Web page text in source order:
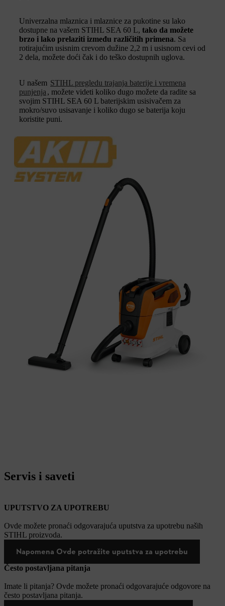
Univerzalna mlaznica i mlaznice za pukotine su lako
dostupne na vašem STIHL SEA 60 L, tako da možete
brzo i lako prelaziti između različitih primena. Sa
rotirajućim usisnim crevom dužine 2,2 m i usisnom cevi od
2 dela, možete doći čak i do teško dostupnih uglova.
U našem STIHL pregledu trajanja baterije i vremena
punjenja , možete videti koliko dugo možete da radite sa
svojim STIHL SEA 60 L baterijskim usisivačem za
mokro/suvo usisavanje i koliko dugo se baterija koju
koristite puni.
Servis i saveti
UPUTSTVO ZA UPOTREBU
Ovde možete pronaći odgovarajuća uputstva za upotrebu naših
STIHL proizvoda.
Napomena Ovde potražite uputstva za upotrebu
Često postavljana pitanja
Imate li pitanja? Ovde možete pronaći odgovarajuće odgovore na
često postavljana pitanja.